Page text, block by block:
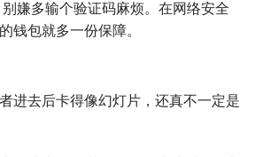
嫌多输个验证码麻烦。在网络安全
钱包就多一份保障。
进去后卡得像幻灯片，还真不一定是